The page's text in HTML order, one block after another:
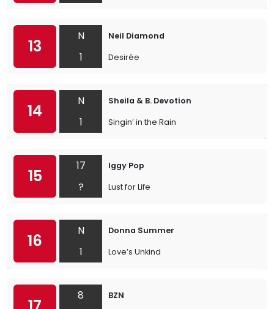
13
N
1
Neil Diamond
Desirée
14
N
1
Sheila & B. Devotion
Singin’ in the Rain
15
17
?
Iggy Pop
Lust for Life
16
N
1
Donna Summer
Love’s Unkind
8
BZN